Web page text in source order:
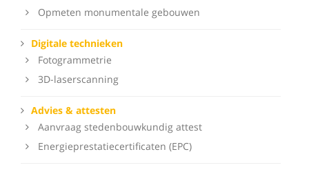
Opmeten monumentale gebouwen
Digitale technieken
Fotogrammetrie
3D-laserscanning
Advies & attesten
Aanvraag stedenbouwkundig attest
Energieprestatiecertificaten (EPC)